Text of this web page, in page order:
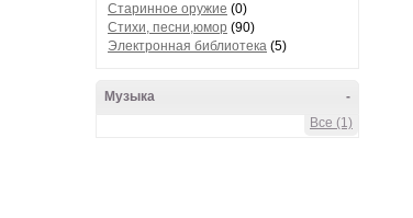
Старинное оружие (0)
Стихи, песни,юмор (90)
Электронная библиотека (5)
-
Музыка
Все (1)